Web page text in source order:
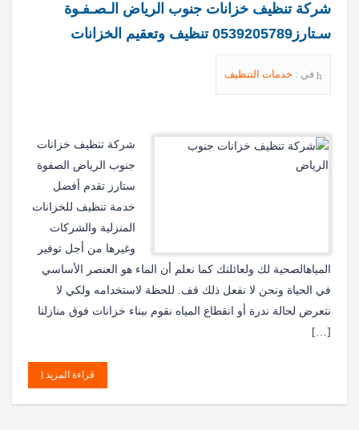
شركة تنظيف خزانات جنوب الرياض الـصـفـوة
سـتارز0539205789 تنظيف وتعقيم الخزانات
في : خدمات التنظيف
شركة تنظيف خزانات
جنوب الرياض الصفوة
ستارز تقدم أفضل
خدمة تنظيف للخزانات
المنزلية والشركات
وغيرها من أجل توفير
المياهالصحية لك ولعائلتك كما نعلم أن الماء هو العنصر الأساسي
في الحياة ونحن لا نفعل ذلك قف. للحظة لاستخدامه ولكي لا
نتعرض لحالة ندرة أو انقطاع المياه نقوم ببناء خزانات فوق منازلنا
[…]
قراءة المزيد